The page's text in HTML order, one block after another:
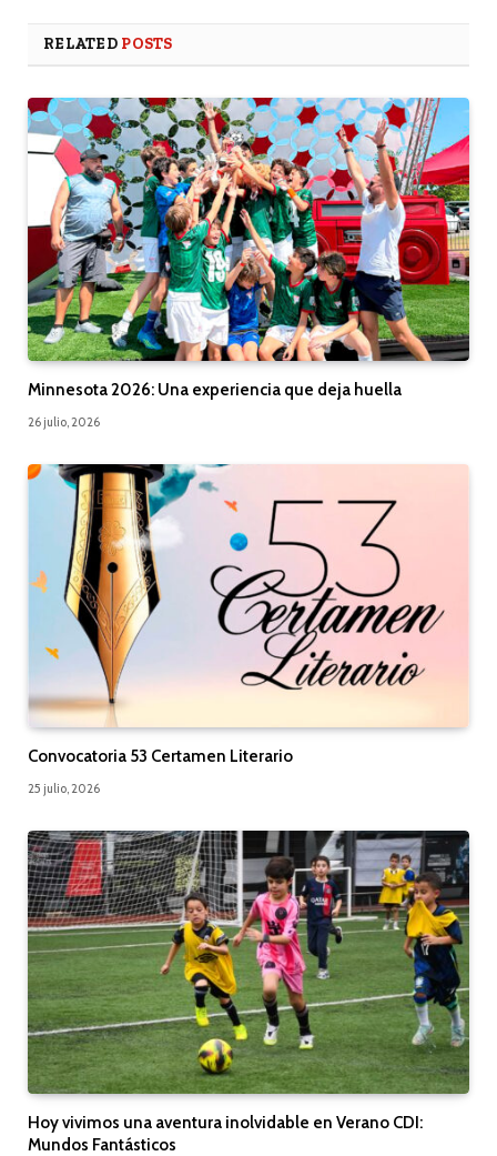
RELATED POSTS
Minnesota 2026: Una experiencia que deja huella
26 julio, 2026
Convocatoria 53 Certamen Literario
25 julio, 2026
Hoy vivimos una aventura inolvidable en Verano CDI:
Mundos Fantásticos